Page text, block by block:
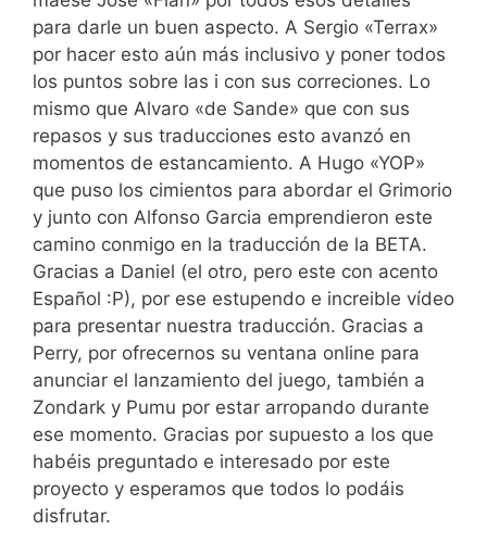
para darle un buen aspecto. A Sergio «Terrax»
por hacer esto aún más inclusivo y poner todos
los puntos sobre las i con sus correciones. Lo
mismo que Alvaro «de Sande» que con sus
repasos y sus traducciones esto avanzó en
momentos de estancamiento. A Hugo «YOP»
que puso los cimientos para abordar el Grimorio
y junto con Alfonso Garcia emprendieron este
camino conmigo en la traducción de la BETA.
Gracias a Daniel (el otro, pero este con acento
Español :P), por ese estupendo e increible vídeo
para presentar nuestra traducción. Gracias a
Perry, por ofrecernos su ventana online para
anunciar el lanzamiento del juego, también a
Zondark y Pumu por estar arropando durante
ese momento. Gracias por supuesto a los que
habéis preguntado e interesado por este
proyecto y esperamos que todos lo podáis
disfrutar.